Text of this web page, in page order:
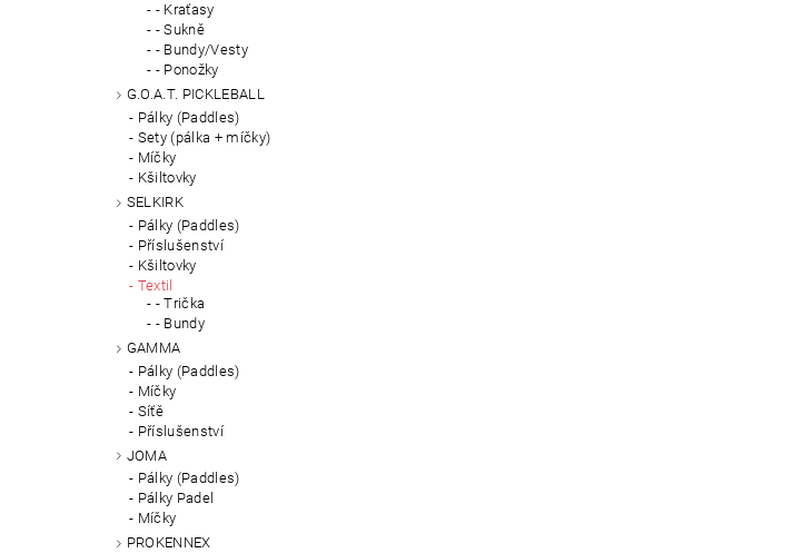
- Kraťasy
- Sukně
- Bundy/Vesty
- Ponožky
G.O.A.T. PICKLEBALL
Pálky (Paddles)
Sety (pálka + míčky)
Míčky
Kšiltovky
SELKIRK
Pálky (Paddles)
Příslušenství
Kšiltovky
Textil
- Trička
- Bundy
GAMMA
Pálky (Paddles)
Míčky
Síťě
Příslušenství
JOMA
Pálky (Paddles)
Pálky Padel
Míčky
PROKENNEX